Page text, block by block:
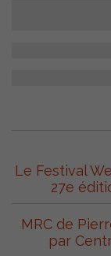
Le Festival
27e
MRC de
par